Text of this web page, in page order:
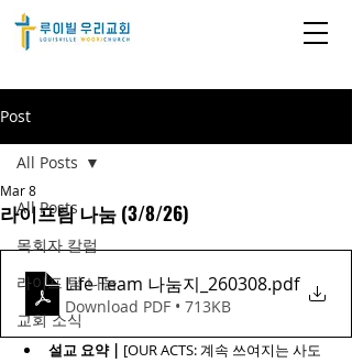
Post
All Posts
목회자 칼럼
라이프 팀 나눔
교회 소식
All Posts
라이프팀 나눔 (3/8/26)
Mar 8
Life Team 나눔지_260308.pdf
Download PDF • 713KB
설교 요약 | [OUR ACTS: 계속 쓰여지는 사도